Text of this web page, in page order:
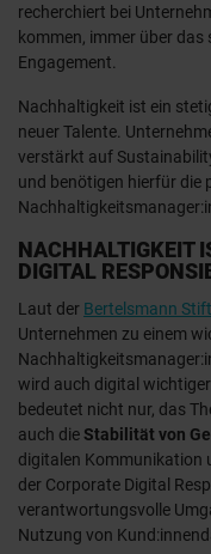
recherchiert bei
kommen, immer über
Engagement.
Nachhaltigkeit ist ein
neuer Talente.
verstärkt auf
und benötigen hierfür die
NACHHALTIGKEIT
DIGITAL
Laut der Bertelsmann
Unternehmen zu einem
wird auch digital
bedeutet nicht nur, das
auch die Stabilität von
digitalen Kommunikation
der Corporate Digital
verantwortungsvolle
Nutzung von